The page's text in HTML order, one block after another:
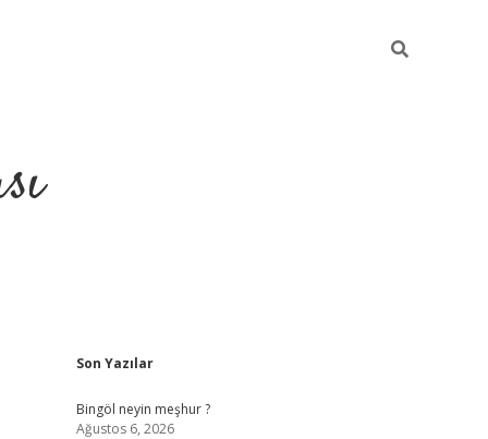
Sidebar
Son Yazılar
Bingöl neyin meşhur ?
Ağustos 6, 2026